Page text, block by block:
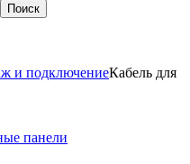
Поиск
и подключениеКабель для
панели